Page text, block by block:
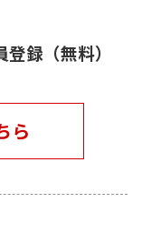
録（無料）
ら